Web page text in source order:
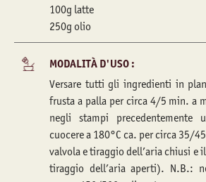
100g latte
250g olio
MODALITÀ D'USO :
Versare tutti gli ingredienti in
frusta a palla per circa 4/5 min. a
negli stampi precedentemente
cuocere a 180°C ca. per circa 35/
valvola e tiraggio dell’aria chiusi e
tiraggio dell’aria aperti). N.B.: